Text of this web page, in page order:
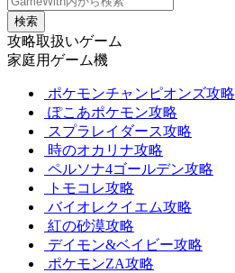
検索
攻略取扱いゲーム
家庭用ゲーム機
ポケモンチャンピオンズ攻略
ぽこあポケモン攻略
スプラレイダース攻略
時のオカリナ攻略
ペルソナ4ゴールデン攻略
トモコレ攻略
バイオレクイエム攻略
紅の砂漠攻略
デイモン&ベイビー攻略
ポケモンZA攻略